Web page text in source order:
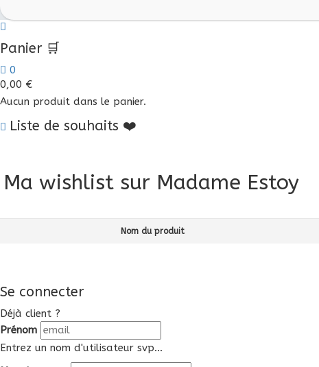
Panier 🛒
0
0,00 €
Aucun produit dans le panier.
Liste de souhaits ❤️
Ma wishlist sur Madame Estoy
Nom du produit
Se connecter
Déjà client ?
Prénom
Entrez un nom d'utilisateur svp...